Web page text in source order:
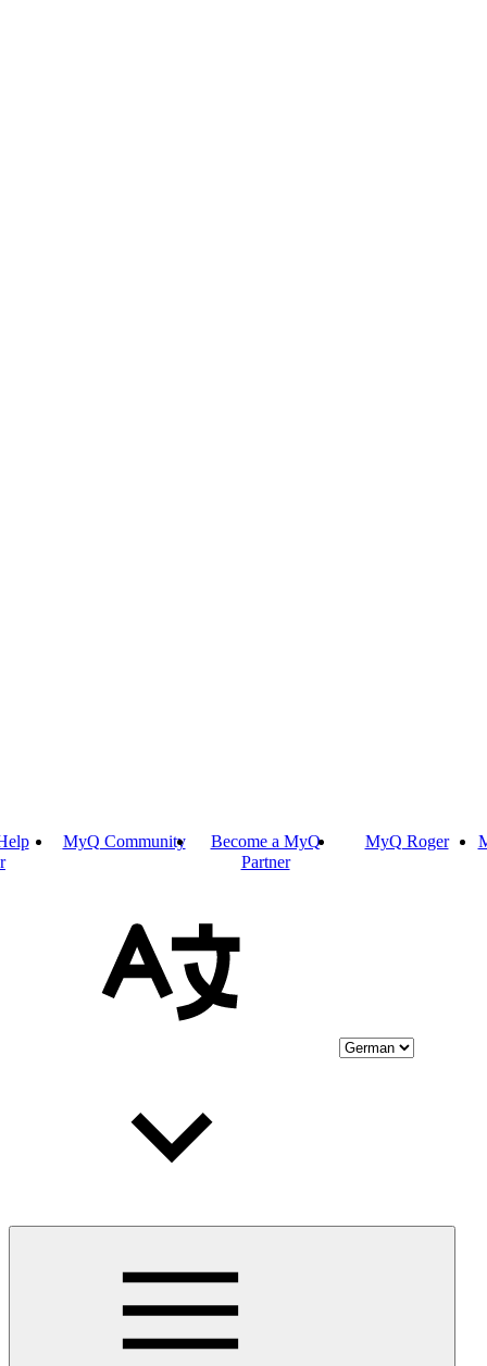
MyQ Community
Become a MyQ
Partner
MyQ Roger